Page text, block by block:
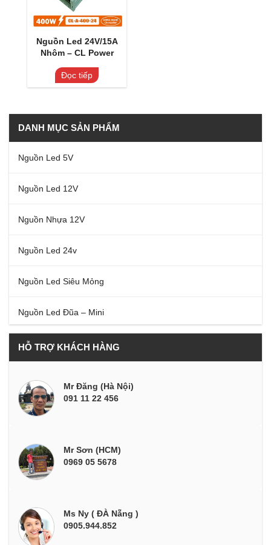
Nguồn Led 24V/15A
Nhôm – CL Power
Đọc tiếp
DANH MỤC SẢN PHẨM
Nguồn Led 5V
Nguồn Led 12V
Nguồn Nhựa 12V
Nguồn Led 24v
Nguồn Led Siêu Mỏng
Nguồn Led Đũa – Mini
HỖ TRỢ KHÁCH HÀNG
Mr Đăng (Hà Nội)
091 11 22 456
Mr Sơn (HCM)
0969 05 5678
Ms Ny ( ĐÀ Nẵng )
0905.944.852